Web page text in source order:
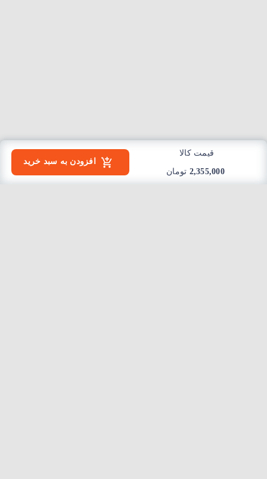
قیمت کالا
2,355,000 تومان
افزودن به سبد خرید